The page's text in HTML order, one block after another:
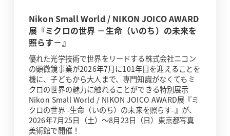
Nikon Small World / NIKON JOICO AWARD
展『ミクロの世界 －生命（いのち）の未来を
照らす－』
優れた光学技術で世界をリードする株式会社ニコン
の顕微鏡事業が2026年7月に101年目を迎えることを
機に、子どもから大人まで、専門知識がなくてもミ
クロの世界の魅力に触れることができる特別展示
Nikon Small World / NIKON JOICO AWARD展『ミ
クロの世界 -生命（いのち）の未来を照らす-』が、
2026年7月25日（土）～8月23日（日）東京都写真
美術館で開催！